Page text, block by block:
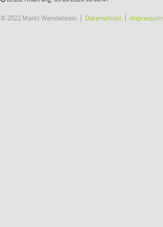
© 2022 Markt Wendelstein Datenschutz Impressum